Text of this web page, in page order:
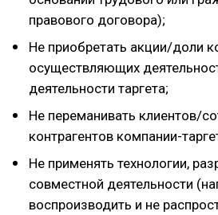
правового договора);
Не приобретать акции/доли
осуществляющих
деятельности таргета;
Не переманивать клиентов/
контрагентов компании-
Не применять технологии,
совместной деятельности
воспроизводить и не